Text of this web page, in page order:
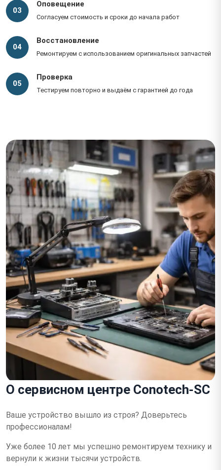
03
Оповещение
Согласуем стоимость и сроки до начала работ
04
Восстановление
Ремонтируем с использованием оригинальных запчастей
05
Проверка
Тестируем повторно и выдаём с гарантией до года
О сервисном центре Conotech-SC
Ваше устройство вышло из строя? Доверьтесь
профессионалам!
Уже более 10 лет мы успешно ремонтируем технику и
вернули к жизни тысячи устройств.